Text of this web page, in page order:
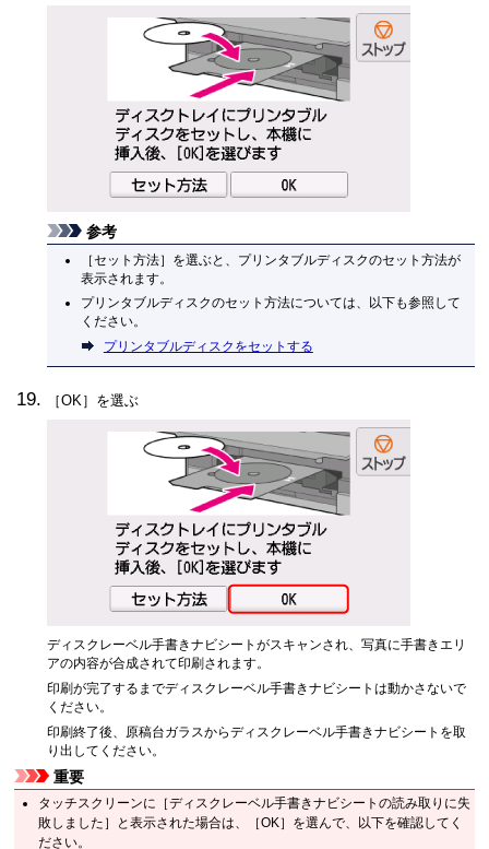
参考
［セット方法］を選ぶと、プリンタブルディスクのセット方法が
表示されます。
プリンタブルディスクのセット方法については、以下も参照して
ください。
プリンタブルディスクをセットする
［OK］を選ぶ
ディスクレーベル手書きナビシートがスキャンされ、写真に手書きエリ
アの内容が合成されて印刷されます。
印刷が完了するまでディスクレーベル手書きナビシートは動かさないで
ください。
印刷終了後、原稿台ガラスからディスクレーベル手書きナビシートを取
り出してください。
重要
タッチスクリーンに［ディスクレーベル手書きナビシートの読み取りに失
敗しました ］と表示された場合は、［OK］を選んで、以下を確認してく
ださい。